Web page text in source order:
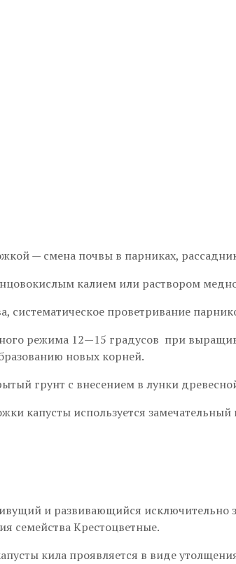
— смена почвы в парниках,
калием или раствором
систематическое проветривание
режима 12—15 градусов при
новых корней.
грунт с внесением в лунки
капусты используется
и развивающийся исключительно
семейства Крестоцветные.
кила проявляется в виде